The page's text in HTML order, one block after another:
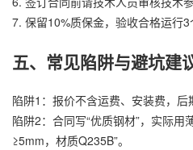
7. 保留10%质保金，验收合格运行3
五、常见陷阱与避坑建
陷阱1：报价不含运费、安装费，
陷阱2：合同写“优质钢材”，实际
≥5mm，材质Q235B”。